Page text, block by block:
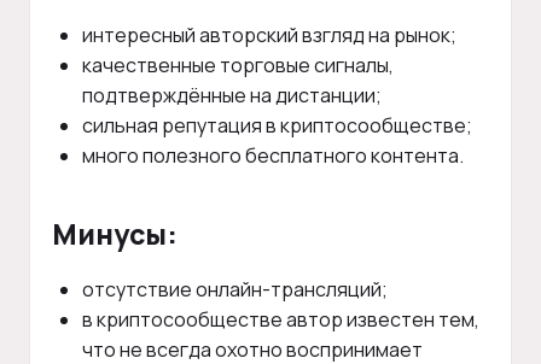
интересный авторский взгляд на рынок;
качественные торговые сигналы,
подтверждённые на дистанции;
сильная репутация в криптосообществе;
много полезного бесплатного контента.
Минусы:
отсутствие онлайн-трансляций;
в криптосообществе автор известен тем,
что не всегда охотно воспринимает